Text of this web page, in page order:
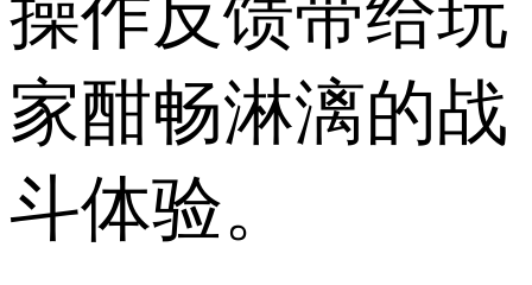
操作反馈带给玩
家酣畅淋漓的战
斗体验。